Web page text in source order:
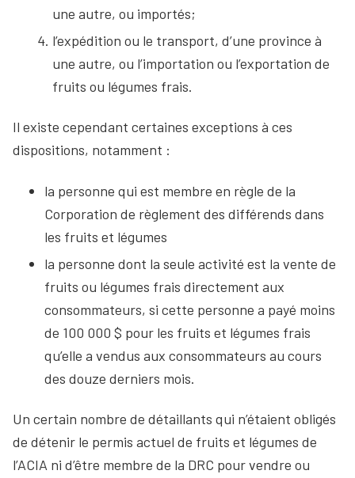
une autre, ou importés;
l’expédition ou le transport, d’une province à
une autre, ou l’importation ou l’exportation de
fruits ou légumes frais.
Il existe cependant certaines exceptions à ces
dispositions, notamment :
la personne qui est membre en règle de la
Corporation de règlement des différends dans
les fruits et légumes
la personne dont la seule activité est la vente de
fruits ou légumes frais directement aux
consommateurs, si cette personne a payé moins
de 100 000 $ pour les fruits et légumes frais
qu’elle a vendus aux consommateurs au cours
des douze derniers mois.
Un certain nombre de détaillants qui n’étaient obligés
de détenir le permis actuel de fruits et légumes de
l’ACIA ni d’être membre de la DRC pour vendre ou